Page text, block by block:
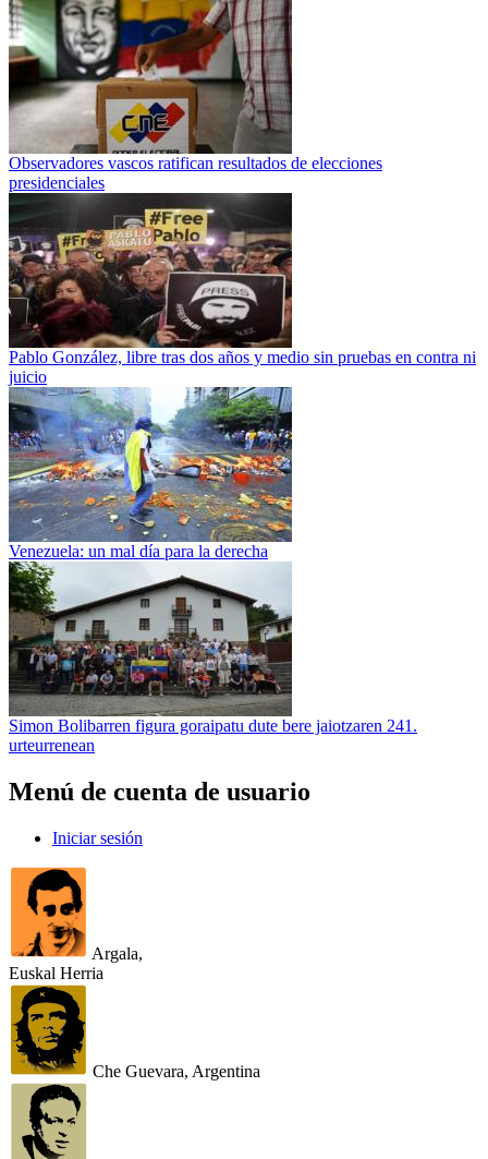
Observadores vascos ratifican resultados de elecciones
presidenciales
Pablo González, libre tras dos años y medio sin pruebas en contra ni
juicio
Venezuela: un mal día para la derecha
Simon Bolibarren figura goraipatu dute bere jaiotzaren 241.
urteurrenean
Menú de cuenta de usuario
Iniciar sesión
Argala,
Euskal Herria
Che Guevara, Argentina